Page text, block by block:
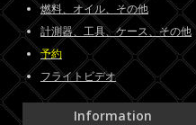
燃料、オイル、その他
計測器、工具、ケース、その他
予約
フライトビデオ
Information